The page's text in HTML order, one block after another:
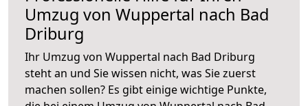
Umzug von Wuppertal nach Bad
Driburg
Ihr Umzug von Wuppertal nach Bad Driburg
steht an und Sie wissen nicht, was Sie zuerst
machen sollen? Es gibt einige wichtige Punkte,